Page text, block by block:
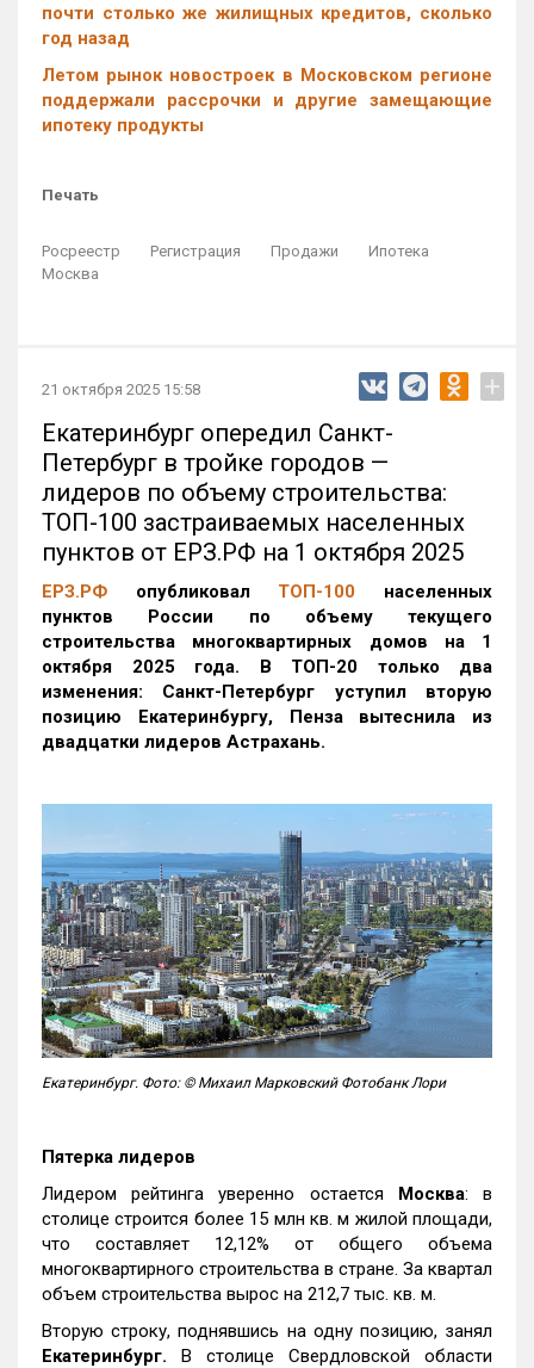
почти столько же жилищных кредитов, сколько
год назад
Летом рынок новостроек в Московском регионе
поддержали рассрочки и другие замещающие
ипотеку продукты
Печать
Росреестр Регистрация Продажи
Ипотека
Москва
21 октября 2025 15:58 +
Екатеринбург опередил Санкт-
Петербург в тройке городов —
лидеров по объему строительства:
ТОП-100 застраиваемых населенных
пунктов от ЕРЗ.РФ на 1 октября 2025
ЕРЗ.РФ опубликовал ТОП-100 населенных
пунктов России по объему текущего
строительства многоквартирных домов на 1
октября 2025 года. В ТОП-20 только два
изменения: Санкт-Петербург уступил вторую
позицию Екатеринбургу, Пенза вытеснила из
двадцатки лидеров Астрахань.
Екатеринбург. Фото: © Михаил Марковский Фотобанк Лори
Пятерка лидеров
Лидером рейтинга уверенно остается Москва: в
столице строится более 15 млн кв. м жилой площади,
что составляет 12,12% от общего объема
многоквартирного строительства в стране. За квартал
объем строительства вырос на 212,7 тыс. кв. м.
Вторую строку, поднявшись на одну позицию, занял
Екатеринбург. В столице Свердловской области